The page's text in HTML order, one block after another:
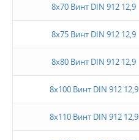
8х70 Винт DIN 912 12,9
8х75 Винт DIN 912 12,9
8х80 Винт DIN 912 12,9
8х100 Винт DIN 912 12,9
8х110 Винт DIN 912 12,9